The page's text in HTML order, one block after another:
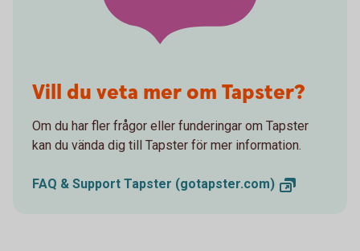
Vill du veta mer om Tapster?
Om du har fler frågor eller funderingar om Tapster
kan du vända dig till Tapster för mer information.
FAQ & Support Tapster (gotapster.com)